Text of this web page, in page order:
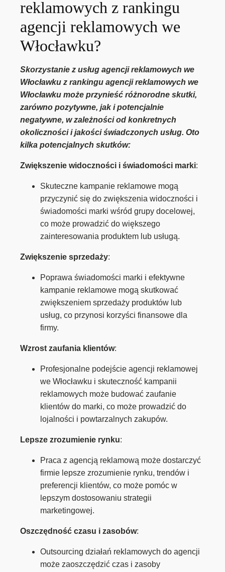
reklamowych z rankingu
agencji reklamowych we
Włocławku?
Skorzystanie z usług agencji reklamowych we
Włocławku z rankingu agencji reklamowych we
Włocławku może przynieść różnorodne skutki,
zarówno pozytywne, jak i potencjalnie
negatywne, w zależności od konkretnych
okoliczności i jakości świadczonych usług. Oto
kilka potencjalnych skutków:
Zwiększenie widoczności i świadomości marki:
Skuteczne kampanie reklamowe mogą
przyczynić się do zwiększenia widoczności i
świadomości marki wśród grupy docelowej,
co może prowadzić do większego
zainteresowania produktem lub usługą.
Zwiększenie sprzedaży:
Poprawa świadomości marki i efektywne
kampanie reklamowe mogą skutkować
zwiększeniem sprzedaży produktów lub
usług, co przynosi korzyści finansowe dla
firmy.
Wzrost zaufania klientów:
Profesjonalne podejście agencji reklamowej
we Włocławku i skuteczność kampanii
reklamowych może budować zaufanie
klientów do marki, co może prowadzić do
lojalności i powtarzalnych zakupów.
Lepsze zrozumienie rynku:
Praca z agencją reklamową może dostarczyć
firmie lepsze zrozumienie rynku, trendów i
preferencji klientów, co może pomóc w
lepszym dostosowaniu strategii
marketingowej.
Oszczędność czasu i zasobów:
Outsourcing działań reklamowych do agencji
może zaoszczędzić czas i zasoby